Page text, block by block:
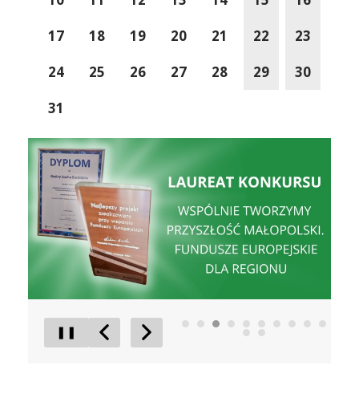
17
18 19 20 21 22
23
24
25 26 27 28 29
30
31
❚❚
Wspólnie Tworzymy Przyszłość Małopolski
Poprzedni Element
Następny Element